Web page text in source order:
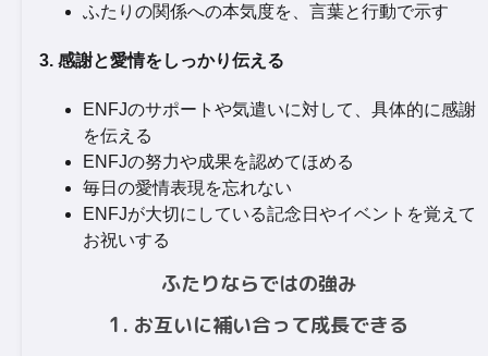
ふたりの関係への本気度を、言葉と行動で示す
3. 感謝と愛情をしっかり伝える
ENFJのサポートや気遣いに対して、具体的に感謝
を伝える
ENFJの努力や成果を認めてほめる
毎日の愛情表現を忘れない
ENFJが大切にしている記念日やイベントを覚えて
お祝いする
ふたりならではの強み
1. お互いに補い合って成長できる